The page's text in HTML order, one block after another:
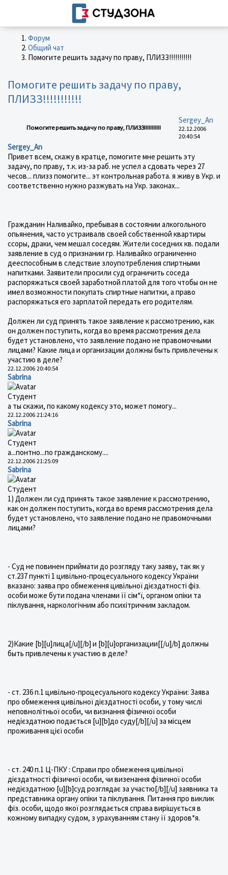
Форум
Общий чат
Помогите решить задачу по праву, ПЛИЗЗ!!!!!!!!!!!
Помогите решить задачу по праву,
ПЛИЗЗ!!!!!!!!!!!
Помогите решить задачу по праву, ПЛИЗЗ!!!!!!!!!!!
Sergey_An
22.12.2006
20:40:54
Sergey_An
Привет всем, скажу в кратце, помогите мне решить эту
задачу, по праву, т.к. из-за раб. не успел а сдовать через 27
чесов... плизз помогите... эт контрольная работа. я живу в Укр. и
соответственно нужно разжувать на Укр. законах...
Гражданин Наливайко, пребывая в состоянии алкогольного
опьянения, часто устраивалв своей собственной квартиры
ссоры, драки, чем мешал соседям. Жители соседних кв. подали
заявление в суд о признании гр. Наливайко ограниченно
дееспособным в следствие злоупотребления спиртными
напитками. Заявители просили суд ограничить соседа
распоряжаться своей заработной платой для того чтобы он не
имел возможности покупать спиртные напитки, а право
распоряжаться его зарплатой передать его родителям.
Должен ли суд принять такое заявление к рассмотрению, как
он должен поступить, когда во время рассмотрения дела
будет установлено, что заявление подано не правомочными
лицами? Какие лица и организации должны быть привлечены к
участию в деле?
22.12.2006 20:40:54
Sabrina
Студент
а ты скажи, по какому кодексу это, может помогу...
22.12.2006 21:24:16
Sabrina
Студент
а...понтно...по гражданскому....
22.12.2006 21:25:09
Sabrina
Студент
1) Должен ли суд принять такое заявление к рассмотрению,
как он должен поступить, когда во время рассмотрения дела
будет установлено, что заявление подано не правомочными
лицами?
- Суд не повинен приймати до розгляду таку заяву, так як у
ст.237 пункті 1 цивільно-процесуального кодексу України
вказано: заява про обмеження цивільної дієздатності фіз.
особи може бути подана членами її сім*ї, органом опіки та
піклування, наркологічним або психітричним закладом.
2)Какие [b][u]лица[/u][/b] и [b][u]организации[[/u]/b] должны
быть привлечены к участию в деле?
- ст. 236 п.1 цивільно-процесуального кодексу України: Заява
про обмеження цивільної дієздатності особи, у тому числі
неповнолітньої особи, чи визнання фізичної особи
недієздатною подається [u][b]до суду[/b][/u] за місцем
проживання цієї особи
- ст. 240 п.1 Ц-ПКУ : Справи про обмеження цивільної
дієздатності фізичної особи, чи визенання фізичної особи
недієздатною [u][b]суд розглядає за участю[/b][/u] заявника та
представника органу опіки та піклування. Питання про виклик
фіз. особи, щодо якої розглядається справа вирішується в
кожному випадку судом, з урахуванням стану її здоров*я.